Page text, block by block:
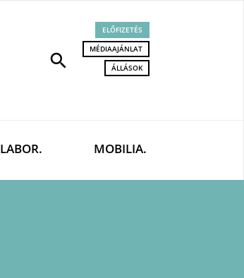
search
ELŐFIZETÉS
MÉDIAAJÁNLAT
ÁLLÁSOK
LABOR. MOBILIA.